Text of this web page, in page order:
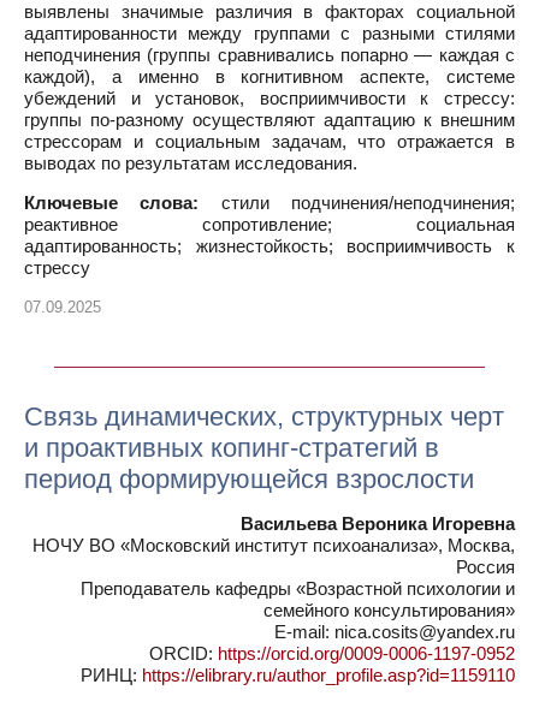
выявлены значимые различия в факторах социальной
адаптированности между группами с разными стилями
неподчинения (группы сравнивались попарно — каждая с
каждой), а именно в когнитивном аспекте, системе
убеждений и установок, восприимчивости к стрессу:
группы по-разному осуществляют адаптацию к внешним
стрессорам и социальным задачам, что отражается в
выводах по результатам исследования.
Ключевые слова: стили подчинения/неподчинения;
реактивное сопротивление; социальная
адаптированность; жизнестойкость; восприимчивость к
стрессу
07.09.2025
Связь динамических, структурных черт
и проактивных копинг-стратегий в
период формирующейся взрослости
Васильева Вероника Игоревна
НОЧУ ВО «Московский институт психоанализа», Москва,
Россия
Преподаватель кафедры «Возрастной психологии и
семейного консультирования»
E-mail: nica.cosits@yandex.ru
ORCID: https://orcid.org/0009-0006-1197-0952
РИНЦ: https://elibrary.ru/author_profile.asp?id=1159110